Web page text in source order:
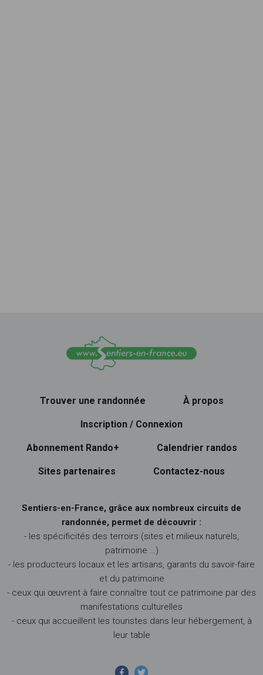
Trouver une randonnée À propos
Inscription / Connexion
Abonnement Rando+ Calendrier randos
Sites partenaires Contactez-nous
Sentiers-en-France, grâce aux nombreux circuits de
randonnée, permet de découvrir :
- les spécificités des terroirs (sites et milieux naturels,
patrimoine …)
- les producteurs locaux et les artisans, garants du savoir-faire
et du patrimoine
- ceux qui œuvrent à faire connaître tout ce patrimoine par des
manifestations culturelles
- ceux qui accueillent les touristes dans leur hébergement, à
leur table